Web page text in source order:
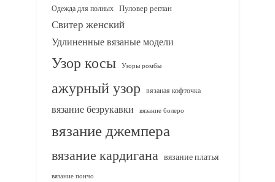
Одежда для полных Пуловер реглан
Свитер женский
Удлиненные вязаные модели
Узор косы Узоры ромбы
ажурный узор вязаная кофточка
вязание безрукавки вязание болеро
вязание джемпера
вязание кардигана вязание платья
вязание пончо